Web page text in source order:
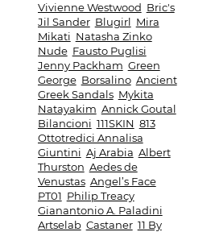
Vivienne Westwood Bric's
Jil Sander Blugirl Mira
Mikati Natasha Zinko
Nude Fausto Puglisi
Jenny Packham Green
George Borsalino Ancient
Greek Sandals Mykita
Natayakim Annick Goutal
Bilancioni 111SKIN 813
Ottotredici Annalisa
Giuntini Aj Arabia Albert
Thurston Aedes de
Venustas Angel’s Face
PT01 Philip Treacy
Gianantonio A. Paladini
Artselab Castaner 11 By